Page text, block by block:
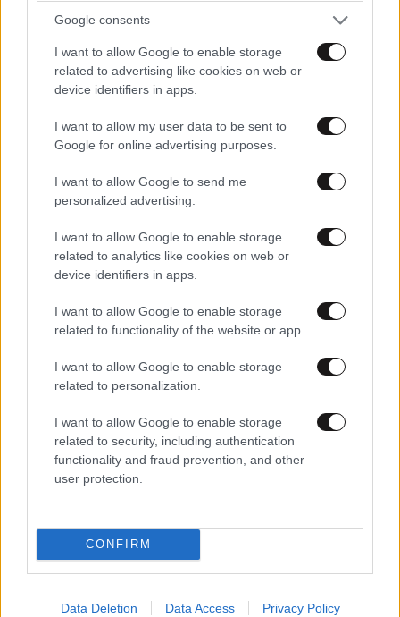
Google consents
I want to allow Google to enable storage
related to advertising like cookies on web or
device identifiers in apps.
I want to allow my user data to be sent to
Google for online advertising purposes.
I want to allow Google to send me
personalized advertising.
I want to allow Google to enable storage
related to analytics like cookies on web or
device identifiers in apps.
I want to allow Google to enable storage
related to functionality of the website or app.
I want to allow Google to enable storage
related to personalization.
I want to allow Google to enable storage
related to security, including authentication
functionality and fraud prevention, and other
user protection.
CONFIRM
Data Deletion Data Access Privacy Policy